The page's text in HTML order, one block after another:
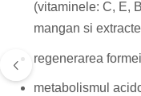
(vitaminele: C, E,
mangan si
regenerarea
metabolismul